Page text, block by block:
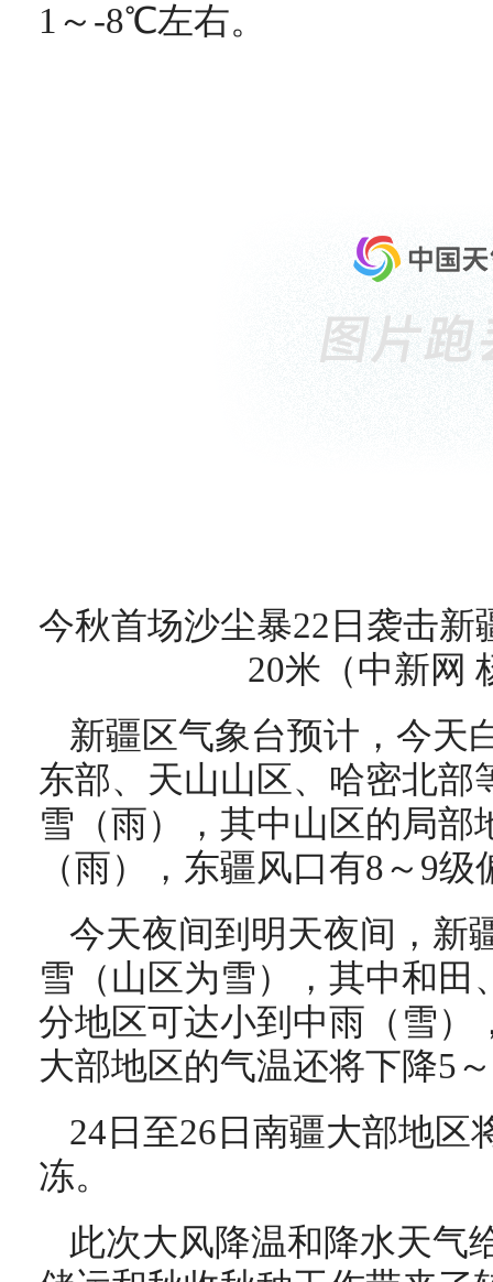
1～-8℃左右。
今秋首场沙尘暴22日袭击
20米（中新网
新疆区气象台预计，今天
东部、天山山区、哈密北部
雪（雨），其中山区的局部
（雨），东疆风口有8～9级
今天夜间到明天夜间，新
雪（山区为雪），其中和田
分地区可达小到中雨（雪）
大部地区的气温还将下降5
24日至26日南疆大部地区
冻。
此次大风降温和降水天气